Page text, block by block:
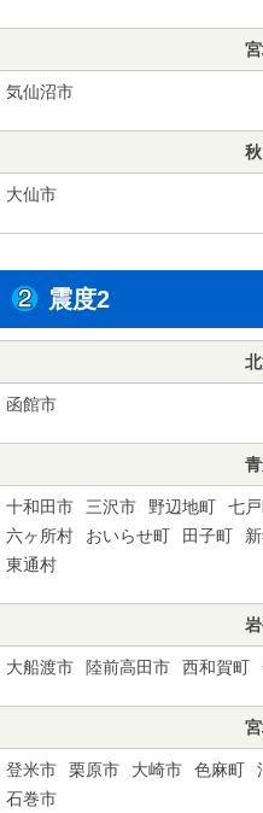
気仙沼市
大仙市
震度2
函館市
十和田市 三沢市 野辺地町 七
六ヶ所村
おいらせ町 田子町
東通村
大船渡市 陸前高田市 西和賀町
登米市 栗原市 大崎市 色麻町
石巻市